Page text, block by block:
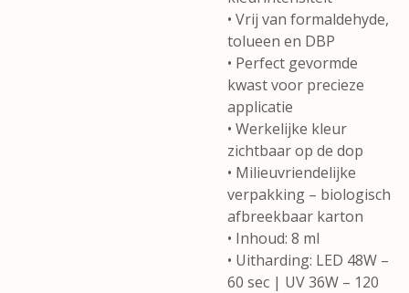
• Vrij van formaldehyde,
tolueen en DBP
• Perfect gevormde
kwast voor precieze
applicatie
• Werkelijke kleur
zichtbaar op de dop
• Milieuvriendelijke
verpakking – biologisch
afbreekbaar karton
• Inhoud: 8 ml
• Uitharding: LED 48W –
60 sec | UV 36W – 120